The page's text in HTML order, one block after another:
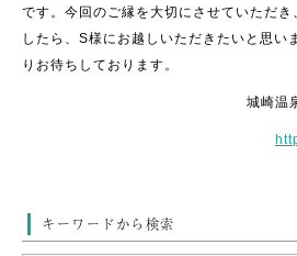
です。今回のご縁を大切にさせていただき
したら、S様にお越しいただきたいと思い
りお待ちしております。
城崎温
キーワードから検索